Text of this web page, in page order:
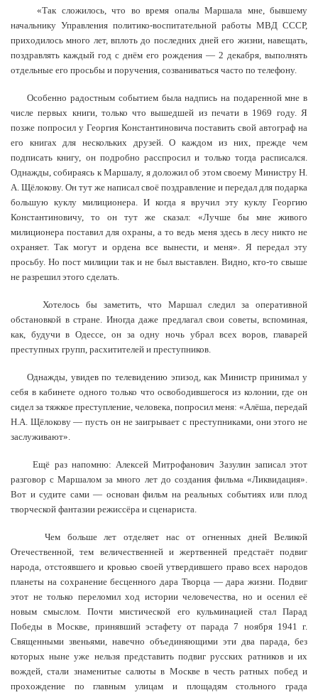
«Так сложилось, что во время опалы Маршала мне, бывшему
начальнику Управления политико-воспитательной работы МВД СССР,
приходилось много лет, вплоть до последних дней его жизни, навещать,
поздравлять каждый год с днём его рождения — 2 декабря, выполнять
отдельные его просьбы и поручения, созваниваться часто по телефону.
Особенно радостным событием была надпись на подаренной мне в
числе первых книги, только что вышедшей из печати в 1969 году. Я
позже попросил у Георгия Константиновича поставить свой автограф на
его книгах для нескольких друзей. О каждом из них, прежде чем
подписать книгу, он подробно расспросил и только тогда расписался.
Однажды, собираясь к Маршалу, я доложил об этом своему Министру Н.
А. Щёлокову. Он тут же написал своё поздравление и передал для подарка
большую куклу милиционера. И когда я вручил эту куклу Георгию
Константиновичу, то он тут же сказал: «Лучше бы мне живого
милиционера поставил для охраны, а то ведь меня здесь в лесу никто не
охраняет. Так могут и ордена все вынести, и меня». Я передал эту
просьбу. Но пост милиции так и не был выставлен. Видно, кто-то свыше
не разрешил этого сделать.
Хотелось бы заметить, что Маршал следил за оперативной
обстановкой в стране. Иногда даже предлагал свои советы, вспоминая,
как, будучи в Одессе, он за одну ночь убрал всех воров, главарей
преступных групп, расхитителей и преступников.
Однажды, увидев по телевидению эпизод, как Министр принимал у
себя в кабинете одного только что освободившегося из колонии, где он
сидел за тяжкое преступление, человека, попросил меня: «Алёша, передай
Н.А. Щёлокову — пусть он не заигрывает с преступниками, они этого не
заслуживают».
Ещё раз напомню: Алексей Митрофанович Зазулин записал этот
разговор с Маршалом за много лет до создания фильма «Ликвидация».
Вот и судите сами — основан фильм на реальных событиях или плод
творческой фантазии режиссёра и сценариста.
Чем больше лет отделяет нас от огненных дней Великой
Отечественной, тем величественней и жертвенней предстаёт подвиг
народа, отстоявшего и кровью своей утвердившего право всех народов
планеты на сохранение бесценного дара Творца — дара жизни. Подвиг
этот не только переломил ход истории человечества, но и осенил её
новым смыслом. Почти мистической его кульминацией стал Парад
Победы в Москве, принявший эстафету от парада 7 ноября 1941 г.
Священными звеньями, навечно объединяющими эти два парада, без
которых ныне уже нельзя представить подвиг русских ратников и их
вождей, стали знаменитые салюты в Москве в честь ратных побед и
прохождение по главным улицам и площадям стольного града